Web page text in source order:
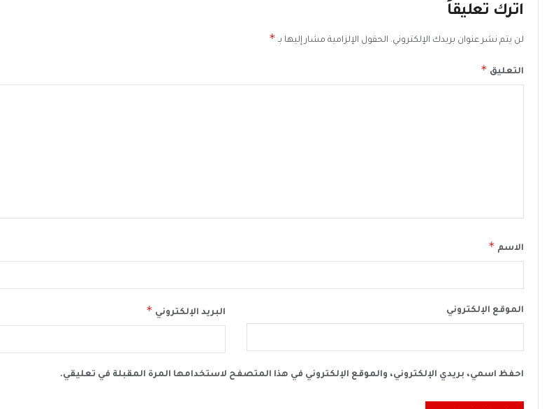
اترك تعليقاً
لن يتم نشر عنوان بريدك الإلكتروني. الحقول الإلزامية مشار إليها بـ *
التعليق *
الاسم *
البريد الإلكتروني * الموقع الإلكتروني
احفظ اسمي، بريدي الإلكتروني، والموقع الإلكتروني في هذا المتصفح لاستخدامها المرة المقبلة في تعليقي.